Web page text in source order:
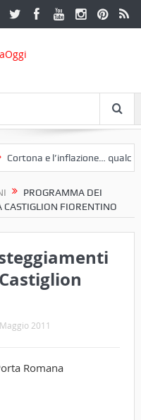
e l’inflazione… qualche
PROGRAMMA DEI
CASTIGLION FIORENTINO
2011
Romana